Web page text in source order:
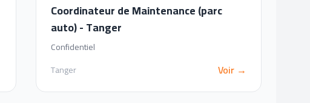
Coordinateur de Maintenance (parc
auto) - Tanger
Confidentiel
Tanger
Voir →